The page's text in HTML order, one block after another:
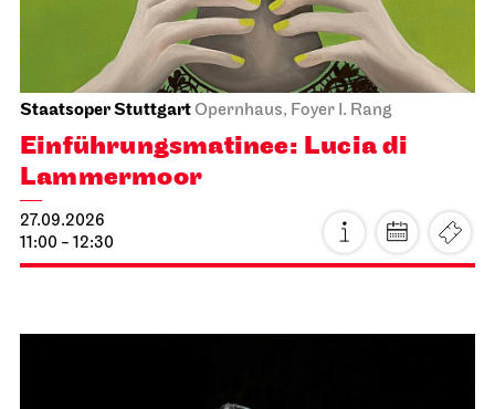
Staatsoper StuttgartOpernhaus, Foyer I. Rang
Einführungs­matinee: Lucia di
Lammermoor
27.09.2026
11:00 - 12:30